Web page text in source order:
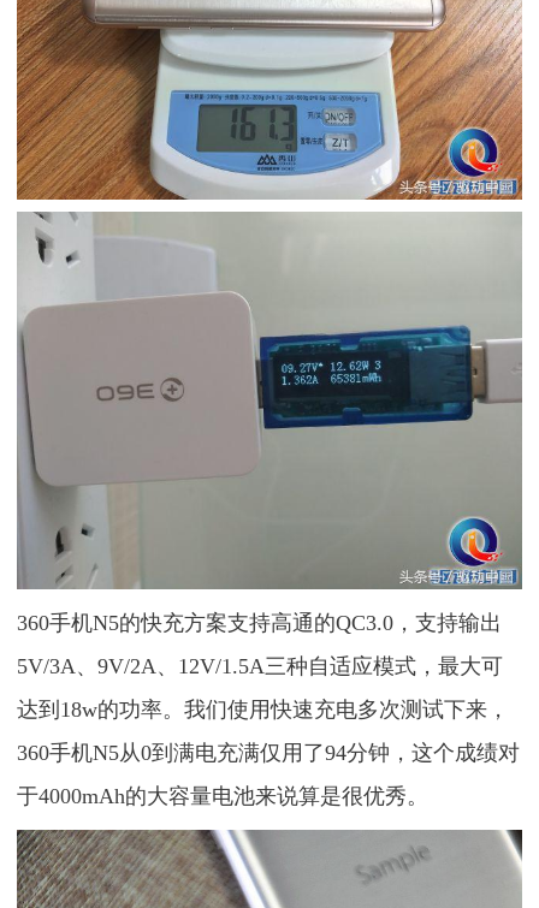
360手机N5的快充方案支持高通的QC3.0，支持输出
5V/3A、9V/2A、12V/1.5A三种自适应模式，最大可
达到18w的功率。我们使用快速充电多次测试下来，
360手机N5从0到满电充满仅用了94分钟，这个成绩对
于4000mAh的大容量电池来说算是很优秀。